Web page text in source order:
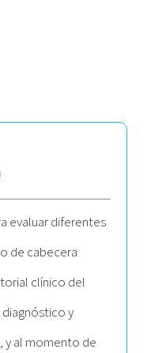
evaluar diferentes
de cabecera
clínico del
y
al momento de